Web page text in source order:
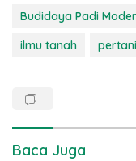
Budidaya Padi
ilmu tanah
Baca Juga